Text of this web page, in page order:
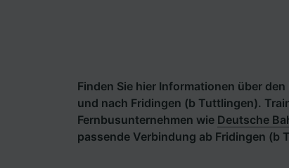
Finden Sie hier Informationen über
und nach Fridingen (b Tuttlingen).
Fernbusunternehmen wie Deutsche
passende Verbindung ab Fridingen (b